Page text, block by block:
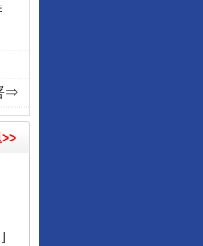
⇒
]